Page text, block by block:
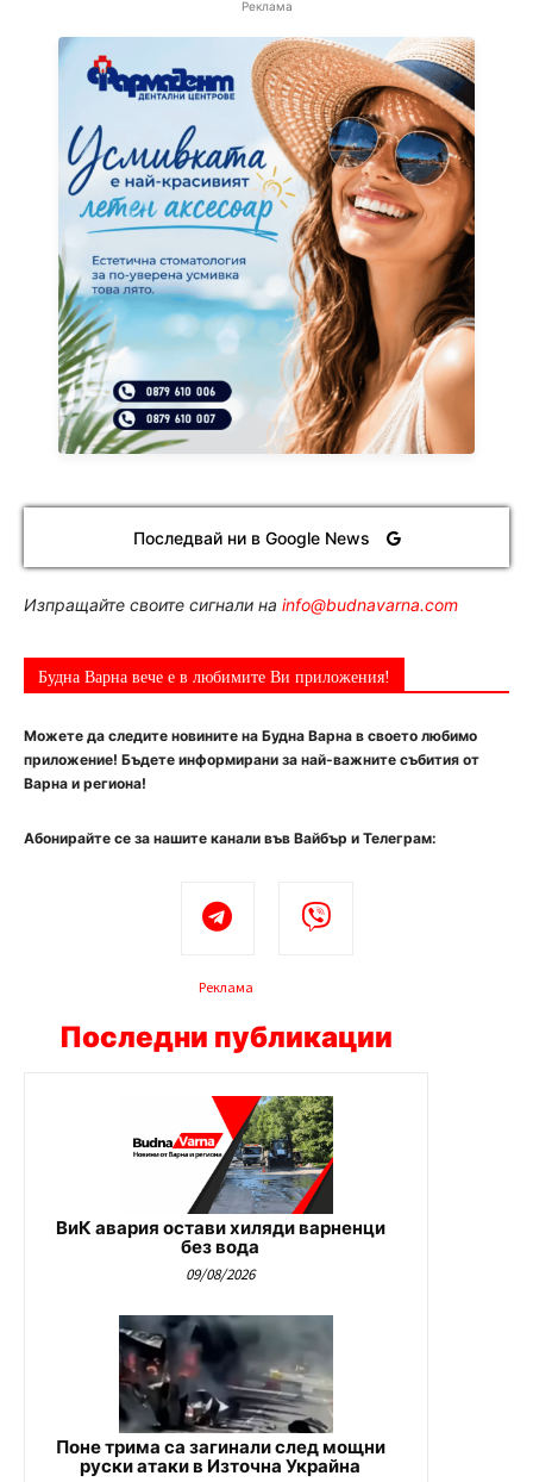
Реклама
Последвай ни в Google News
Изпращайте своите сигнали на info@budnavarna.com
Будна Варна вече е в любимите Ви приложения!
Можете да следите новините на Будна Варна в своето любимо
приложение! Бъдете информирани за най-важните събития от
Варна и региона!
Абонирайте се за нашите канали във Вайбър и Телеграм:
Реклама
Последни публикации
ВиК авария остави хиляди варненци
без вода
09/08/2026
Поне трима са загинали след мощни
руски атаки в Източна Украйна